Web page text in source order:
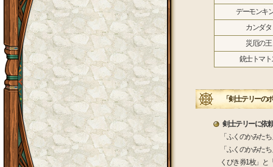
デーモンキ
カンダタ
災厄の王
銃士トマト
「剣士テリーの
剣士テリーに依
「ふくのかみた
「ふくのかみた
くびき券1枚」と